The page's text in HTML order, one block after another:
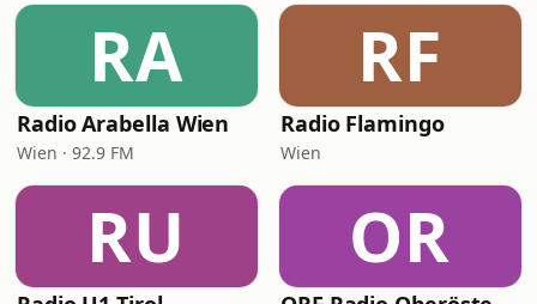
RA
Radio Arabella Wien
Wien · 92.9 FM
RF
Radio Flamingo
Wien
RU OR